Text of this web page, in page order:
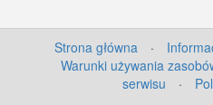
Strona główna ·
Warunki używania
serwisu
·